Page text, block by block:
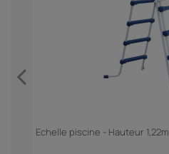
Echelle piscine - Hauteur 1,22m